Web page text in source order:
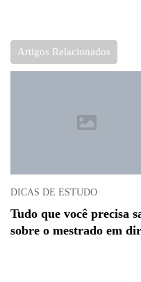
Artigos Relacionados
DICAS DE ESTUDO
Tudo que você precisa
sobre o mestrado em